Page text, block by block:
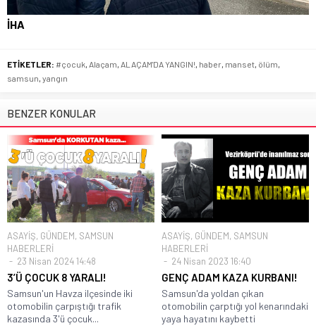
İHA
ETİKETLER: #çocuk Alaçam ALAÇAM'DA YANGIN! haber manset ölüm
samsun yangın
BENZER KONULAR
ASAYİŞ, GÜNDEM, SAMSUN
HABERLERİ
23 Nisan 2024 14:48
3’Ü ÇOCUK 8 YARALI!
Samsun'un Havza ilçesinde iki
otomobilin çarpıştığı trafik
kazasında 3'ü çocuk...
ASAYİŞ, GÜNDEM, SAMSUN
HABERLERİ
24 Nisan 2023 16:40
GENÇ ADAM KAZA KURBANI!
Samsun'da yoldan çıkan
otomobilin çarptığı yol kenarındaki
yaya hayatını kaybetti